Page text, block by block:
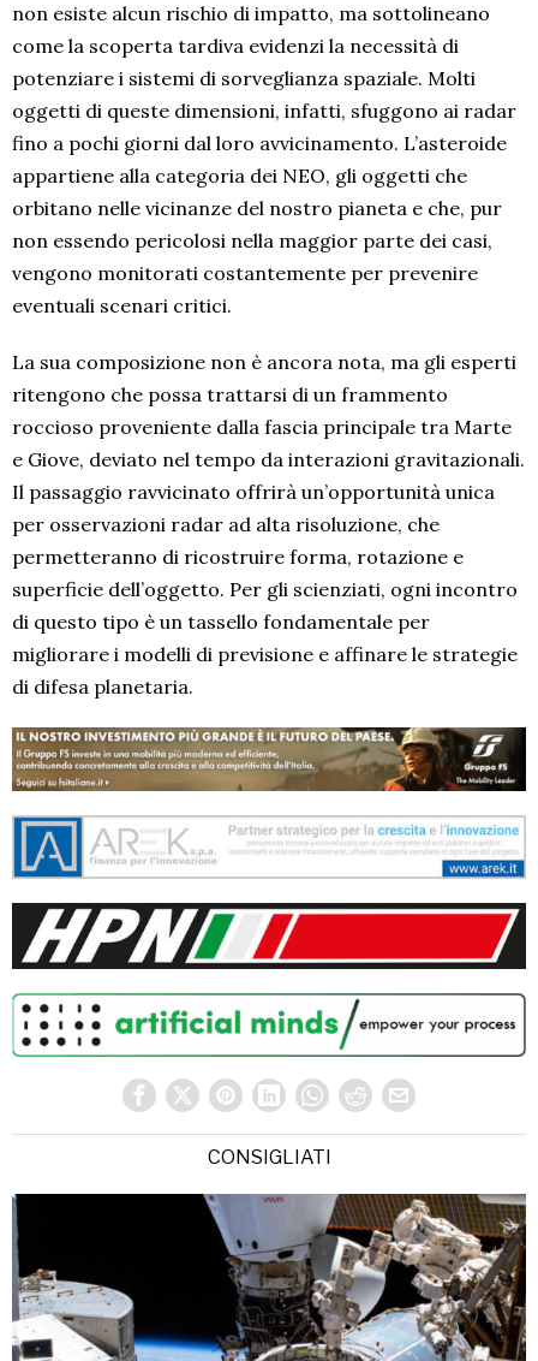
non esiste alcun rischio di impatto, ma sottolineano
come la scoperta tardiva evidenzi la necessità di
potenziare i sistemi di sorveglianza spaziale. Molti
oggetti di queste dimensioni, infatti, sfuggono ai radar
fino a pochi giorni dal loro avvicinamento. L’asteroide
appartiene alla categoria dei NEO, gli oggetti che
orbitano nelle vicinanze del nostro pianeta e che, pur
non essendo pericolosi nella maggior parte dei casi,
vengono monitorati costantemente per prevenire
eventuali scenari critici.
La sua composizione non è ancora nota, ma gli esperti
ritengono che possa trattarsi di un frammento
roccioso proveniente dalla fascia principale tra Marte
e Giove, deviato nel tempo da interazioni gravitazionali.
Il passaggio ravvicinato offrirà un’opportunità unica
per osservazioni radar ad alta risoluzione, che
permetteranno di ricostruire forma, rotazione e
superficie dell’oggetto. Per gli scienziati, ogni incontro
di questo tipo è un tassello fondamentale per
migliorare i modelli di previsione e affinare le strategie
di difesa planetaria.
CONSIGLIATI